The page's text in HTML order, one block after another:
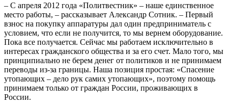
– С апреля 2012 года «Политвестник» – наше единственное
место работы, – рассказывает Александр Сотник. – Первый
взнос на покупку аппаратуры дал один предприниматель с
условием, что если не получится, то мы вернем оборудование.
Пока все получается. Сейчас мы работаем исключительно в
интересах гражданского общества и за его счет. Мало того, мы
принципиально не берем денег от политиков и не принимаем
переводы из-за границы. Наша позиция простая: «Спасение
утопающих – дело рук самих утопающих», поэтому помощь
принимаем только от граждан России, проживающих в
России.